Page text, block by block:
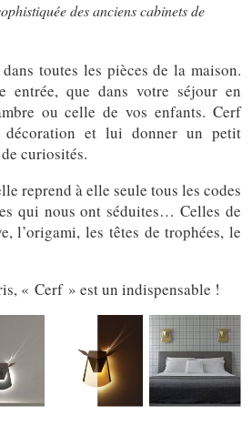
des anciens cabinets de
toutes les pièces de la maison.
entrée, que dans votre séjour en
ou celle de vos enfants. Cerf
décoration et lui donner un petit
curiosités.
reprend à elle seule tous les codes
qui nous ont séduites… Celles de
l’origami, les têtes de trophées, le
« Cerf » est un indispensable !